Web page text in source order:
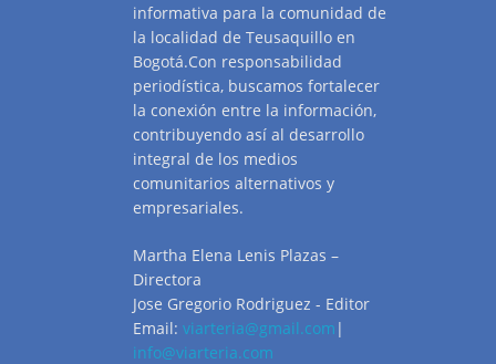
informativa para la comunidad de
la localidad de Teusaquillo en
Bogotá.Con responsabilidad
periodística, buscamos fortalecer
la conexión entre la información,
contribuyendo así al desarrollo
integral de los medios
comunitarios alternativos y
empresariales.
Martha Elena Lenis Plazas –
Directora
Jose Gregorio Rodriguez - Editor
Email: viarteria@gmail.com |
info@viarteria.com